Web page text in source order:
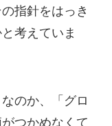
指針をはっき
考えていま
のか、「グロ
つかめなくて